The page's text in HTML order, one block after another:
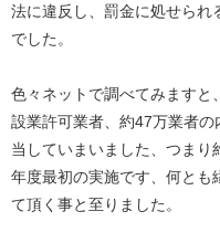
法に違反し、罰金に処せられ
でした。
色々ネットで調べてみますと
設業許可業者、約47万業者
当していまいました、つま
年度最初の実施です、何とも
て頂く事と至りました。